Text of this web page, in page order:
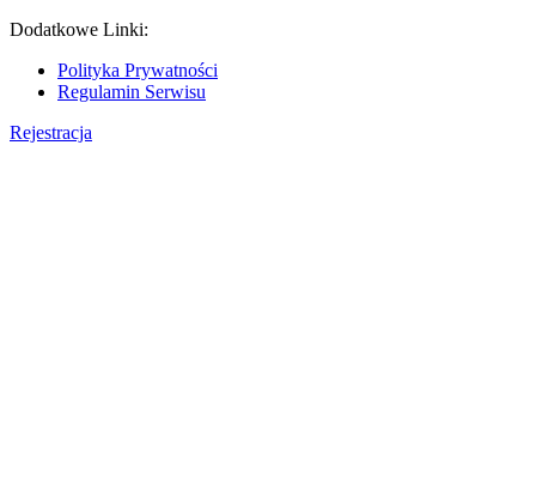
Dodatkowe Linki:
Polityka Prywatności
Regulamin Serwisu
Rejestracja